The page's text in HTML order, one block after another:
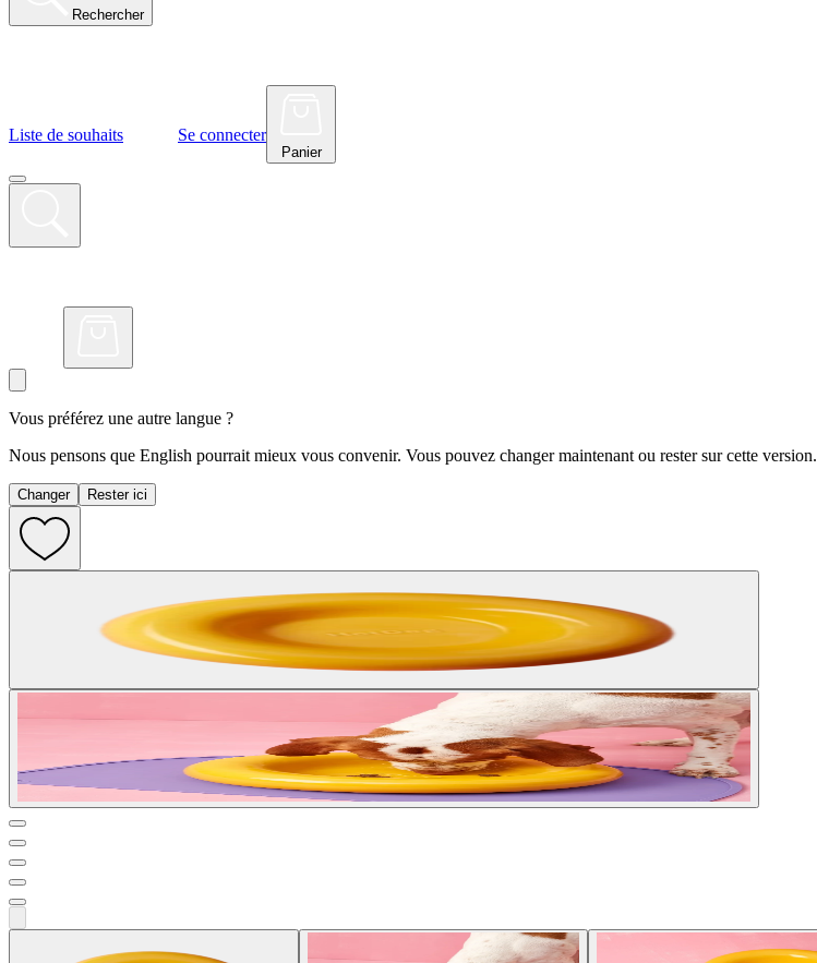
Rechercher
Liste de souhaits Se connecter
Panier
Vous préférez une autre langue ?
Nous pensons que English pourrait mieux vous convenir. Vous pouvez changer maintenant ou rester sur cette version.
Changer Rester ici